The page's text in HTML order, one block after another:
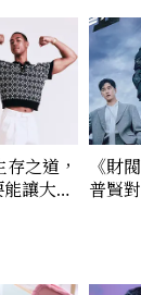
之道，
讓大家
《財
普賢